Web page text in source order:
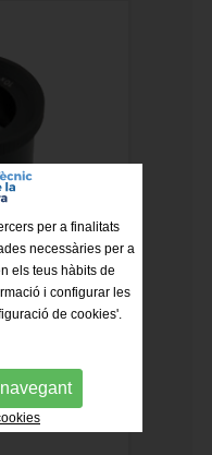
per a finalitats
necessàries per a
els teus hàbits de
i configurar les
de cookies'.